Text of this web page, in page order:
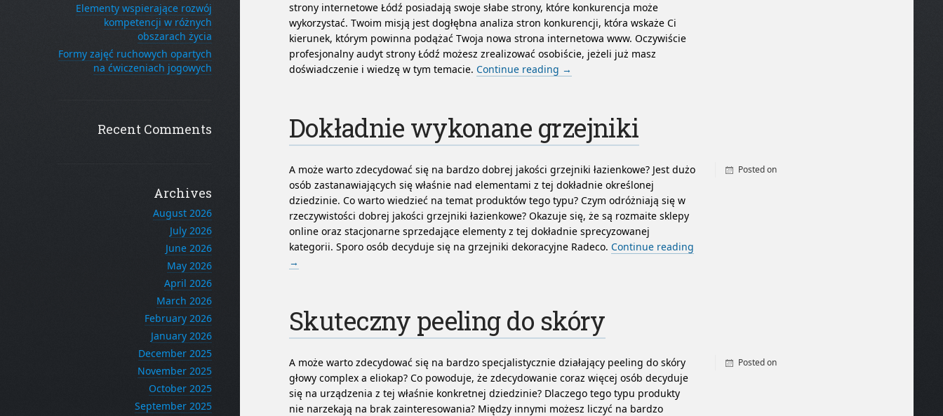
strony internetowe Łódź posiadają swoje słabe strony, które konkurencja może
wykorzystać. Twoim misją jest dogłębna analiza stron konkurencji, która wskaże Ci
kierunek, którym powinna podążać Twoja nowa strona internetowa www. Oczywiście
profesjonalny audyt strony Łódź możesz zrealizować osobiście, jeżeli już masz
doświadczenie i wiedzę w tym temacie. Continue reading →
Dokładnie wykonane grzejniki
A może warto zdecydować się na bardzo dobrej jakości grzejniki łazienkowe? Jest dużo
osób zastanawiających się właśnie nad elementami z tej dokładnie określonej
dziedzinie. Co warto wiedzieć na temat produktów tego typu? Czym odróżniają się w
rzeczywistości dobrej jakości grzejniki łazienkowe? Okazuje się, że są rozmaite sklepy
online oraz stacjonarne sprzedające elementy z tej dokładnie sprecyzowanej
kategorii. Sporo osób decyduje się na grzejniki dekoracyjne Radeco. Continue reading
→
Posted on
Skuteczny peeling do skóry
A może warto zdecydować się na bardzo specjalistycznie działający peeling do skóry
głowy complex a eliokap? Co powoduje, że zdecydowanie coraz więcej osób decyduje
się na urządzenia z tej właśnie konkretnej dziedzinie? Dlaczego tego typu produkty
nie narzekają na brak zainteresowania? Między innymi możesz liczyć na bardzo
Posted on
Elementy wspierające rozwój
kompetencji w różnych
obszarach życia
Formy zajęć ruchowych opartych
na ćwiczeniach jogowych
Recent Comments
Archives
August 2026
July 2026
June 2026
May 2026
April 2026
March 2026
February 2026
January 2026
December 2025
November 2025
October 2025
September 2025